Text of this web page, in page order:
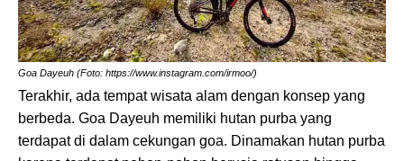
Goa Dayeuh (Foto: https://www.instagram.com/irmoo/)
Terakhir, ada tempat wisata alam dengan konsep yang
berbeda. Goa Dayeuh memiliki hutan purba yang
terdapat di dalam cekungan goa. Dinamakan hutan purba